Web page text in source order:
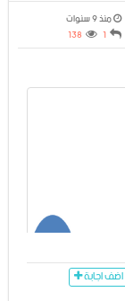
منذ 9 سنوات
1
138
اضف اجابة